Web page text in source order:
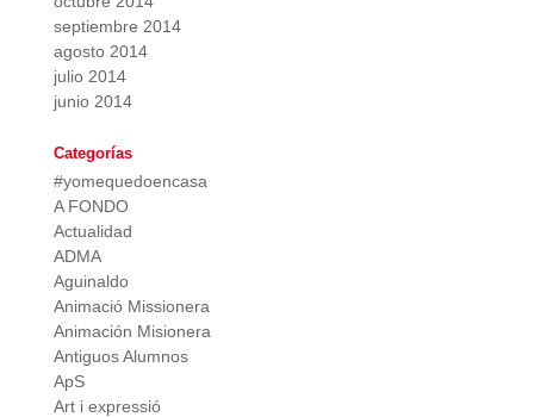
septiembre 2014
agosto 2014
julio 2014
junio 2014
Categorías
#yomequedoencasa
A FONDO
Actualidad
ADMA
Aguinaldo
Animació Missionera
Animación Misionera
Antiguos Alumnos
ApS
Art i expressió